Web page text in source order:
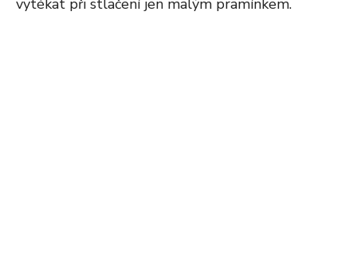
vytékat při stlačení jen malým pramínkem.